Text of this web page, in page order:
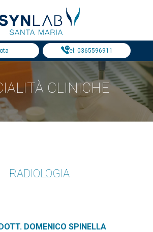
Tel: 0365596911
CLINICHE
RADIOLOGIA
DOMENICO SPINELLA